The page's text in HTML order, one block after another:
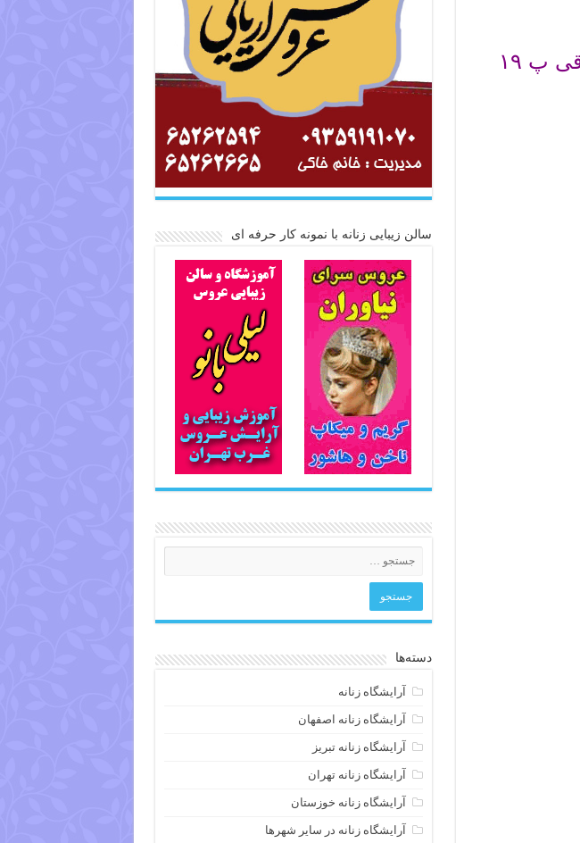
سالن زیبایی زنانه با نمونه کار حرفه ای
دسته‌ها
آرایشگاه زنانه
آرایشگاه زنانه اصفهان
آرایشگاه زنانه تبریز
آرایشگاه زنانه تهران
آرایشگاه زنانه خوزستان
آرایشگاه زنانه در سایر شهرها